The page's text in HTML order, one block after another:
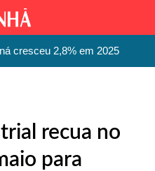
cresceu 2,8% em 2025
recua no
para